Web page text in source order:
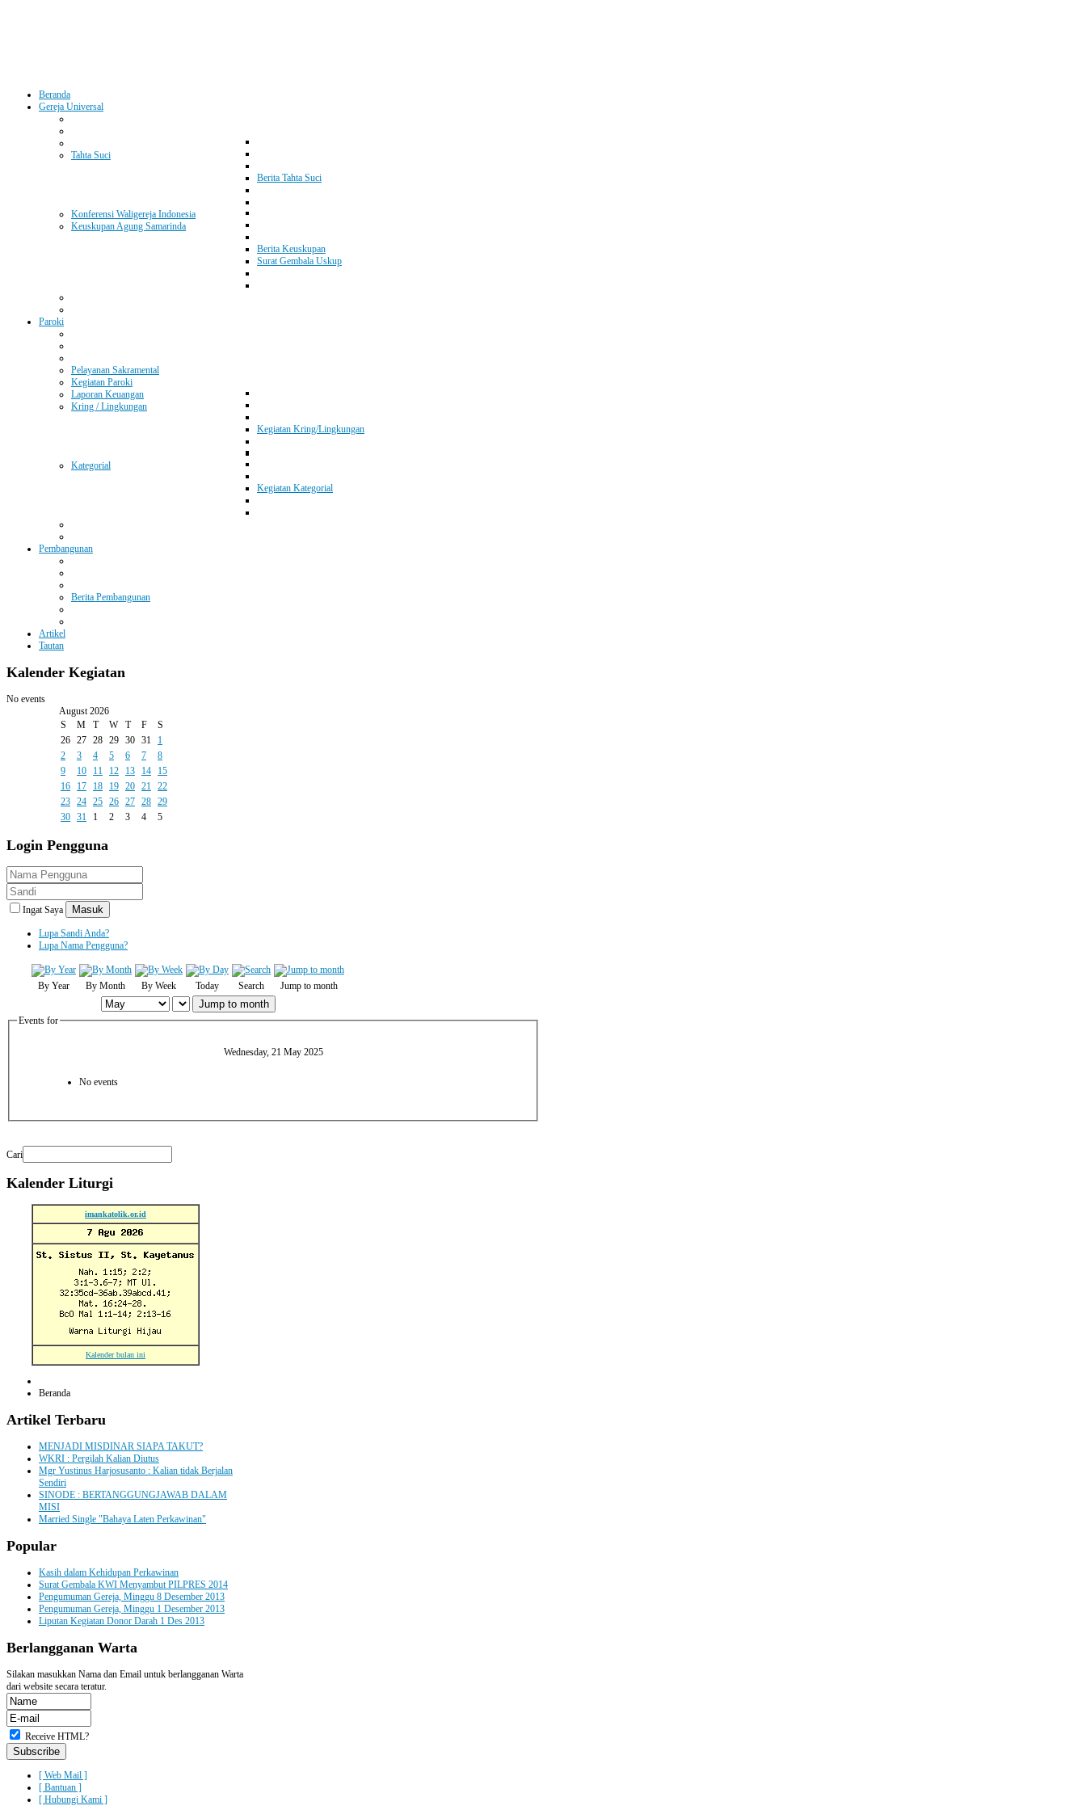
Beranda
Gereja Universal
Tahta Suci
Berita Tahta Suci
Konferensi Waligereja Indonesia
Keuskupan Agung Samarinda
Berita Keuskupan
Surat Gembala Uskup
Paroki
Pelayanan Sakramental
Kegiatan Paroki
Laporan Keuangan
Kring / Lingkungan
Kegiatan Kring/Lingkungan
Kategorial
Kegiatan Kategorial
Pembangunan
Berita Pembangunan
Artikel
Tautan
Kalender Kegiatan
No events
August 2026
S
M T W T F
S
26 27 28 29 30 31
1
2
3 4 5 6 7
8
9
10 11 12 13 14
15
16
17 18 19 20 21 22
23 24 25 26 27 28 29
30 31 1 2 3 4 5
Login Pengguna
Ingat Saya Masuk
Lupa Sandi Anda?
Lupa Nama Pengguna?
By Year By Month By Week Today Search Jump to month
Jump to month
Events for
Wednesday, 21 May 2025
No events
Cari
Kalender Liturgi
imankatolik.or.id
Kalender bulan ini
Beranda
Artikel Terbaru
MENJADI MISDINAR SIAPA TAKUT?
WKRI : Pergilah Kalian Diutus
Mgr Yustinus Harjosusanto : Kalian tidak Berjalan
Sendiri
SINODE : BERTANGGUNGJAWAB DALAM
MISI
Married Single "Bahaya Laten Perkawinan"
Popular
Kasih dalam Kehidupan Perkawinan
Surat Gembala KWI Menyambut PILPRES 2014
Pengumuman Gereja, Minggu 8 Desember 2013
Pengumuman Gereja, Minggu 1 Desember 2013
Liputan Kegiatan Donor Darah 1 Des 2013
Berlangganan Warta
Silakan masukkan Nama dan Email untuk berlangganan Warta
dari website secara teratur.
Receive HTML?
[ Web Mail ]
[ Bantuan ]
[ Hubungi Kami ]